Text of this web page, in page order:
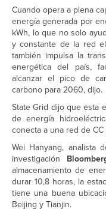
Cuando opera a plena
energía generada por
kWh, lo que no solo
y constante de la red
también impulsa la
energética del país,
alcanzar el pico de
carbono para 2060, dijo.
State Grid dijo que esta
de energía
conecta a una red de
Wei Hanyang, analista
investigación
almacenamiento de
durar 10,8 horas, la
tiene una buena
Beijing y Tianjin.